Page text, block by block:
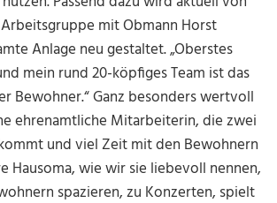
mit Obmann Horst
Anlage neu gestaltet. „Oberstes
mein rund 20-köpfiges Team ist das
Bewohner.“ Ganz besonders wertvoll
ehrenamtliche Mitarbeiterin, die zwei
und viel Zeit mit den Bewohnern
Hausoma, wie wir sie liebevoll nennen,
spazieren, zu Konzerten, spielt